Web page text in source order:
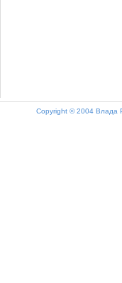
Copyright © 2004 Влада